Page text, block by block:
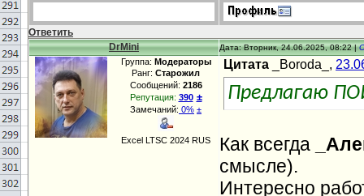
Ответить
DrMini
Дата: Вторник, 24.06.2025, 08:22 |
Группа: Модераторы
Ранг: Старожил
Сообщений: 2186
Репутация: 390 ±
Замечаний: 0% ±
Excel LTSC 2024 RUS
Цитата _Boroda_,
Предлагаю
Как всегда
смысле).
Интересно